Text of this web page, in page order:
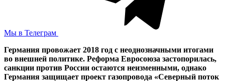
Мы в Телеграм
Германия провожает 2018 год с неоднозначными итогами
во внешней политике. Реформа Евросоюза застопорилась,
санкции против России остаются неизменными, однако
Германия защищает проект газопровода «Северный поток